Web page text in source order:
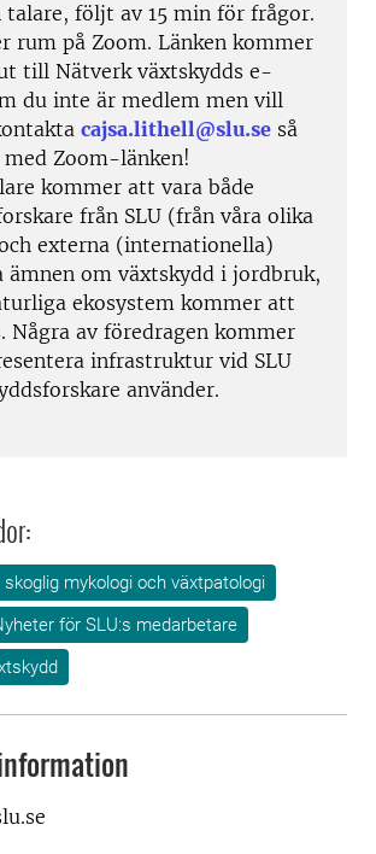
talare, följt av 15 min för frågor.
rum på Zoom. Länken kommer
till Nätverk växtskydds e-
du inte är medlem men vill
cajsa.lithell@slu.se så
Zoom-länken!
kommer att vara både
från SLU (från våra olika
externa (internationella)
ämnen om växtskydd i jordbruk,
ekosystem kommer att
Några av föredragen kommer
infrastruktur vid SLU
använder.
mykologi och växtpatologi
för SLU:s medarbetare